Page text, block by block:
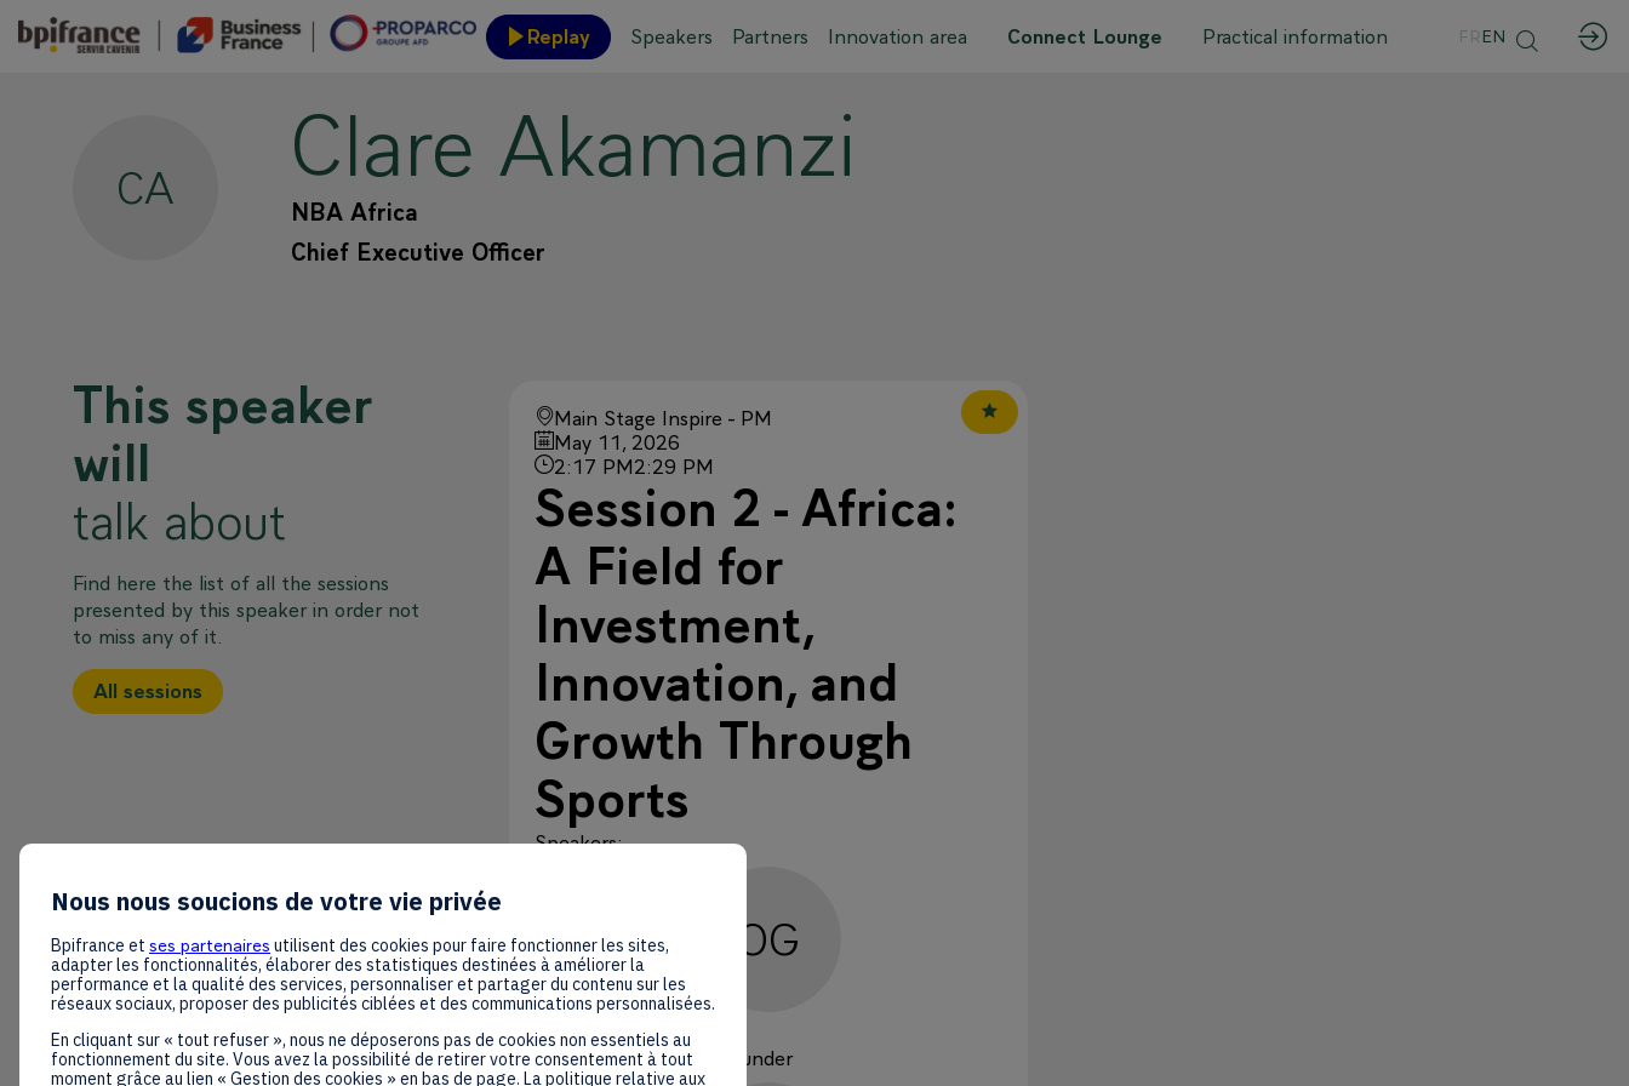
Replay Speakers Partners Innovation area Connect Lounge Practical information FREN
CA Clare Akamanzi
NBA Africa
Chief Executive Officer
This speaker
will
talk about
Find here the list of all the sessions
presented by this speaker in order not
to miss any of it.
All sessions
Main Stage Inspire - PM
May 11, 2026
2:17 PM2:29 PM
Session 2 - Africa:
A Field for
Investment,
Innovation, and
Growth Through
Sports
Speakers:
OG
Olivier GINON
GL eventsPrésident Founder
Nous nous soucions de votre vie privée
Bpifrance et ses partenaires utilisent des cookies pour faire fonctionner les sites,
adapter les fonctionnalités, élaborer des statistiques destinées à améliorer la
performance et la qualité des services, personnaliser et partager du contenu sur les
réseaux sociaux, proposer des publicités ciblées et des communications personnalisées.
En cliquant sur « tout refuser », nous ne déposerons pas de cookies non essentiels au
fonctionnement du site. Vous avez la possibilité de retirer votre consentement à tout
moment grâce au lien « Gestion des cookies » en bas de page. La politique relative aux